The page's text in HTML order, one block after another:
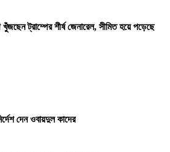
ট্রাম্পের শীর্ষ জেনারেল, সীমিত হয়ে পড়েছে
দেন ওবায়দুল কাদের